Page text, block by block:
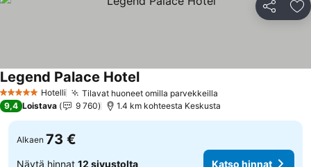
Jaa
5 Tähtiluokitus
Hotelli Tilavat huoneet omilla parvekkeilla
Legend Palace Hotel
9,4 Loistava 9 760 1.4 km kohteesta Keskusta
Alkaen 73 €
Näytä hinnat 12 sivustolta Katso hinnat